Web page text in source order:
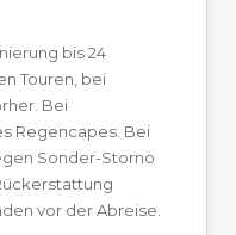
bis 24
Touren, bei
Bei
Regencapes. Bei
Sonder-Storno
vor der Abreise.